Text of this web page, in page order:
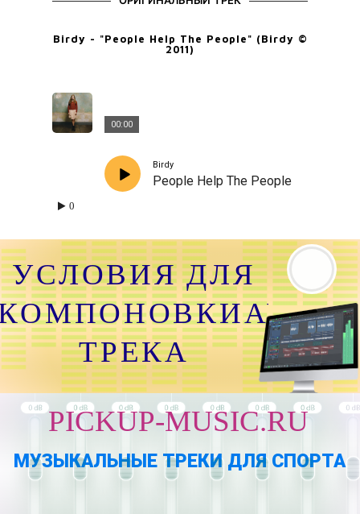
Birdy - "People Help The People" (Birdy ©
2011)
00:00
Birdy
People Help The People
0
УСЛОВИЯ ДЛЯ
ТРЕКА
PICKUP-MUSIC.RU
МУЗЫКАЛЬНЫЕ ТРЕКИ ДЛЯ СПОРТА